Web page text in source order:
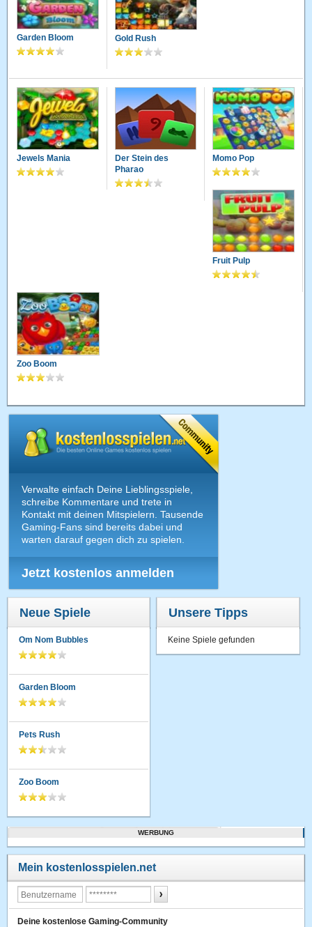
Garden Bloom Gold Rush
Jewels Mania
Der Stein des
Pharao
Momo Pop
Fruit Pulp
Zoo Boom
Verwalte einfach Deine Lieblingsspiele,
schreibe Kommentare und trete in
Kontakt mit deinen Mitspielern. Tausende
Gaming-Fans sind bereits dabei und
warten darauf gegen dich zu spielen.
Jetzt kostenlos anmelden
Neue Spiele
Om Nom Bubbles
Garden Bloom
Pets Rush
Zoo Boom
Unsere Tipps
Keine Spiele gefunden
WERBUNG
Mein kostenlosspielen.net
Deine kostenlose Gaming-Community